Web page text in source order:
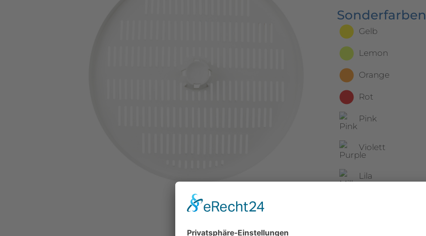
Sonderfarben
Gelb
Lemon
Orange
Rot
Pink
Violett
Lila